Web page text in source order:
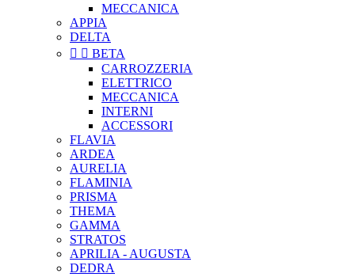
MECCANICA
APPIA
DELTA
  BETA
CARROZZERIA
ELETTRICO
MECCANICA
INTERNI
ACCESSORI
FLAVIA
ARDEA
AURELIA
FLAMINIA
PRISMA
THEMA
GAMMA
STRATOS
APRILIA - AUGUSTA
DEDRA